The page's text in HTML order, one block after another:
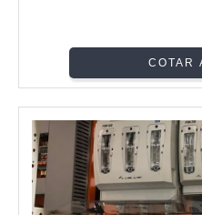
COTAR